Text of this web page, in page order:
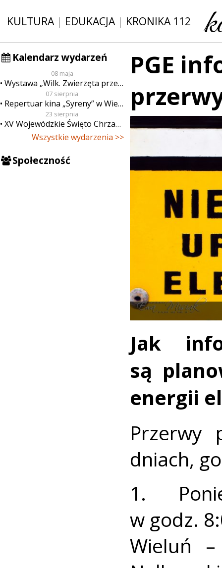
KULTURA| EDUKACJA| KRONIKA 112
Kalendarz wydarzeń
08 maja
Wystawa „Wilk. Zwierzęta przeklęte”
07 sierpnia
Repertuar kina „Syreny” w Wieluniu w dn. od 7 do 13 sierpnia
23 sierpnia
XV Wojewódzkie Święto Chrzanu
Wszystkie wydarzenia >>
Społeczność
PGE
Jak
są
energii
Przerwy
dniach,
1.
w godz.
Wieluń